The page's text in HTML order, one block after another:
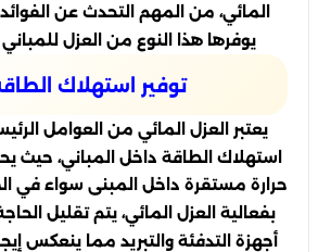
المائي، من المهم التحدث عن
يوفرها هذا النوع من العزل
توفير استهلاك
يعتبر العزل المائي من العوامل
استهلاك الطاقة داخل المباني، حيث
حرارة مستقرة داخل المبنى سواء في
بفعالية العزل المائي، يتم تقليل
أجهزة التدفئة والتبريد مما ينعكس